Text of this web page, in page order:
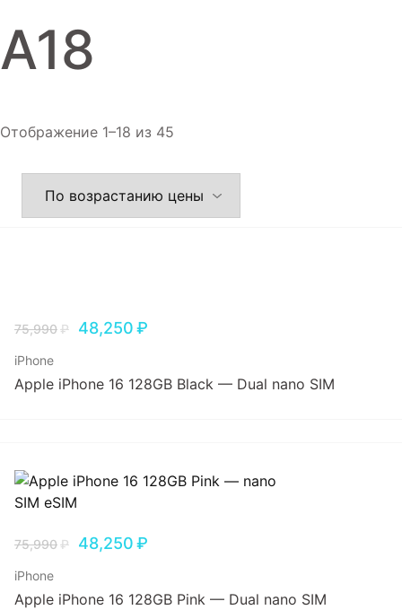
A18
Отображение 1–18 из 45
75,990₽ 48,250₽
iPhone
Apple iPhone 16 128GB Black — Dual nano SIM
75,990₽ 48,250₽
iPhone
Apple iPhone 16 128GB Pink — Dual nano SIM